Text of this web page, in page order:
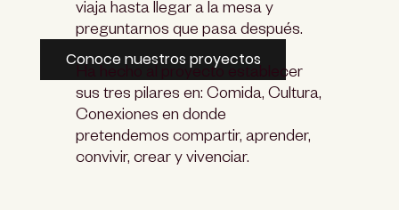
Conoce nuestros proyectos
viaja hasta llegar a la mesa y
preguntarnos que pasa después.​
Ha hecho al proyecto establecer
sus tres pilares en: Comida, Cultura,
Conexiones en donde
pretendemos compartir, aprender,
convivir, crear y vivenciar.